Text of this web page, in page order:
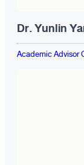
Dr. Yunlin
Academic Advisor